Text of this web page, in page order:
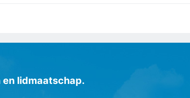
en lidmaatschap.